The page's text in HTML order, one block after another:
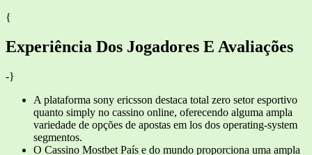
{
Experiência Dos Jogadores E Avaliações
-}
A plataforma sony ericsson destaca total zero setor esportivo
quanto simply no cassino online, oferecendo alguma ampla
variedade de opções de apostas em los dos operating-system
segmentos.
O Cassino Mostbet País e do mundo proporciona uma ampla